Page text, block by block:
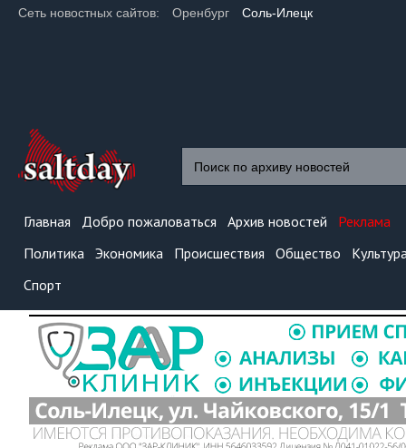
Сеть новостных сайтов: Оренбург Соль-Илецк
Главная Добро пожаловаться Архив новостей
Реклама
Политика Экономика Происшествия Общество
Спорт